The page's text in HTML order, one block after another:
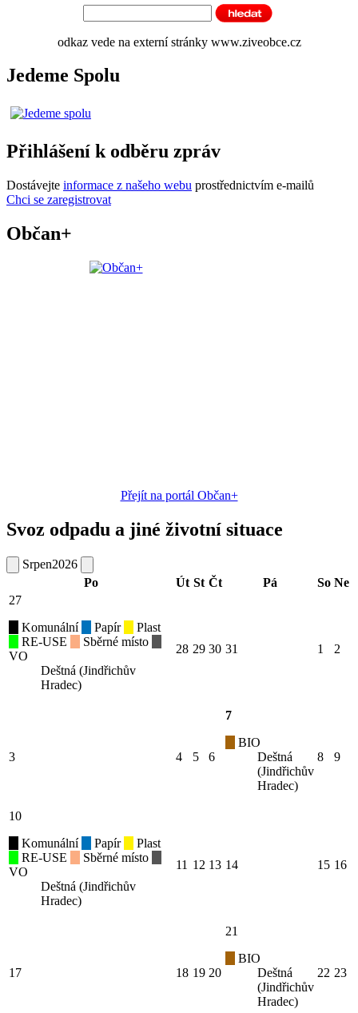
odkaz vede na externí stránky www.ziveobce.cz
Jedeme Spolu
Přihlášení k odběru zpráv
Dostávejte informace z našeho webu prostřednictvím e-mailů
Chci se zaregistrovat
Občan+
Přejít na portál Občan+
Svoz odpadu a jiné životní situace
Srpen2026
Po
Út St Čt Pá So Ne
27
Komunální
Papír
Plast
RE-USE
Sběrné místo
VO
Deštná (Jindřichův
Hradec)
28 29 30 31 1 2
3 4 5 6
7
BIO
Deštná
(Jindřichův
Hradec)
8 9
10
Komunální
Papír
Plast
RE-USE
Sběrné místo
VO
Deštná (Jindřichův
Hradec)
11 12 13 14 15 16
17 18 19 20
21
BIO
Deštná
(Jindřichův
Hradec)
22 23